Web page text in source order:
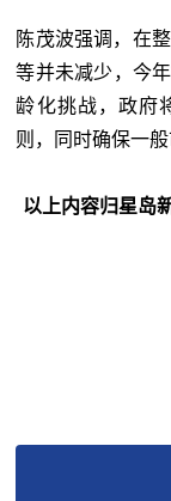
陈茂波强调，在
等并未减少，今
龄化挑战，政府
则，同时确保一
以上内容归星岛